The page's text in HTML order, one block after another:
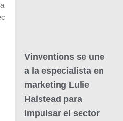
Vinventions se une
a la especialista en
marketing Lulie
Halstead para
impulsar el sector